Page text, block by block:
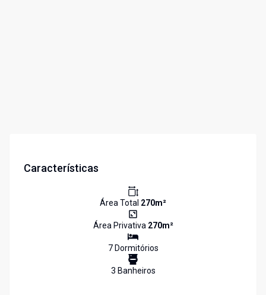
Características
Área Total 270m²
Área Privativa 270m²
7Dormitórios
3 Banheiros